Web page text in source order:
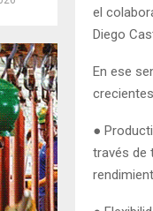
el
Diego
En ese
●
través de